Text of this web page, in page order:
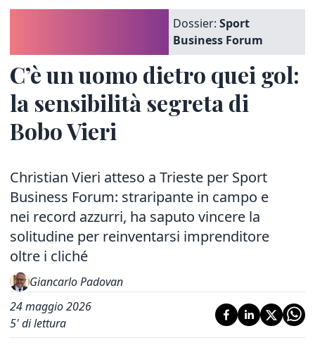
Dossier:Sport
Business Forum
C’è un uomo dietro quei gol:
la sensibilità segreta di
Bobo Vieri
Christian Vieri atteso a Trieste per Sport
Business Forum: straripante in campo e
nei record azzurri, ha saputo vincere la
solitudine per reinventarsi imprenditore
oltre i cliché
Giancarlo Padovan
24 maggio 2026
5' di lettura